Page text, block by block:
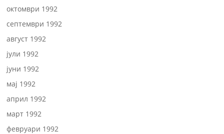
октомври 1992
септември 1992
август 1992
јули 1992
јуни 1992
мај 1992
април 1992
март 1992
февруари 1992